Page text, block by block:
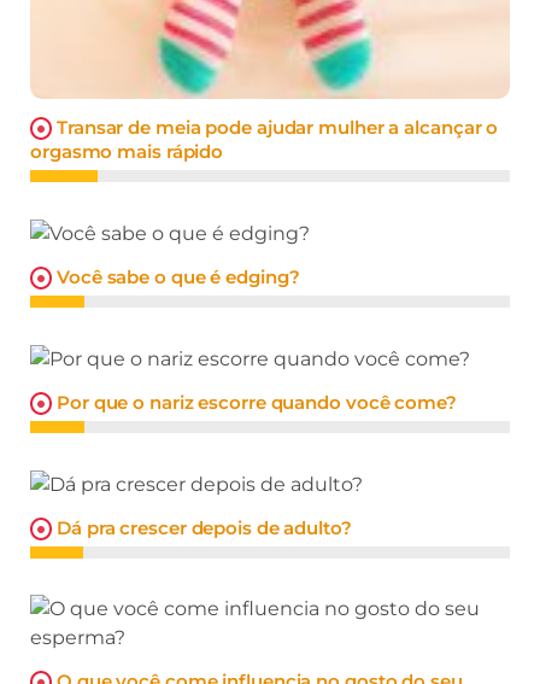
Transar de meia pode ajudar mulher a alcançar o
orgasmo mais rápido
Você sabe o que é edging?
Por que o nariz escorre quando você come?
Dá pra crescer depois de adulto?